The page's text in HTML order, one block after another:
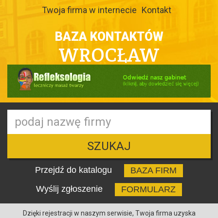
Twoja firma w internecie Kontakt
BAZA KONTAKTÓW
WROCŁAW
SZUKAJ
Przejdź do katalogu
BAZA FIRM
Wyślij zgłoszenie
FORMULARZ
Dzięki rejestracji w naszym serwisie, Twoja firma uzyska